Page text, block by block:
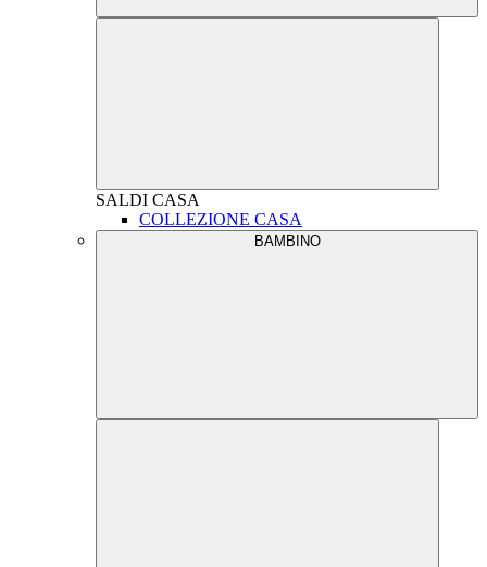
SALDI CASA
COLLEZIONE CASA
BAMBINO